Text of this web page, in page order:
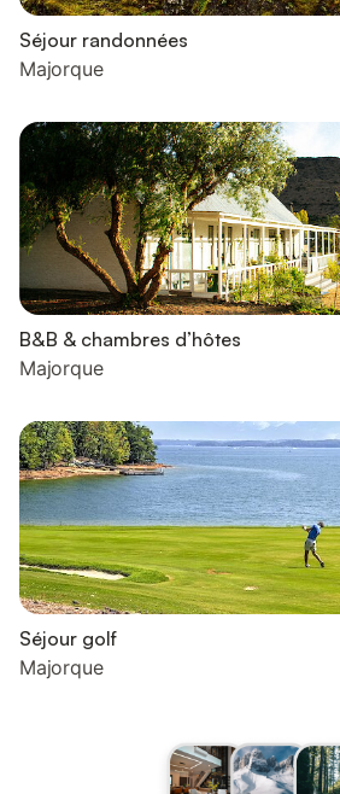
Séjour randonnées
Majorque
B&B & chambres d’hôtes
Majorque
Séjour golf
Majorque